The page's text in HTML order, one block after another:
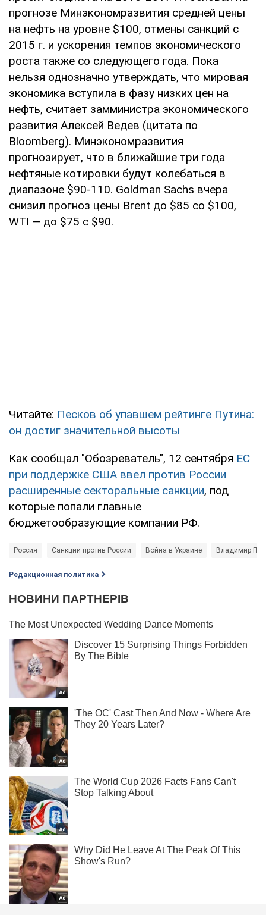
прогнозе Минэкономразвития средней цены
на нефть на уровне $100, отмены санкций с
2015 г. и ускорения темпов экономического
роста также со следующего года. Пока
нельзя однозначно утверждать, что мировая
экономика вступила в фазу низких цен на
нефть, считает замминистра экономического
развития Алексей Ведев (цитата по
Bloomberg). Минэкономразвития
прогнозирует, что в ближайшие три года
нефтяные котировки будут колебаться в
диапазоне $90-110. Goldman Sachs вчера
снизил прогноз цены Brent до $85 со $100,
WTI — до $75 с $90.
Читайте: Песков об упавшем рейтинге Путина:
он достиг значительной высоты
Как сообщал "Обозреватель", 12 сентября ЕС
при поддержке США ввел против России
расширенные секторальные санкции, под
которые попали главные
бюджетообразующие компании РФ.
Россия Санкции против России Война в Украине Владимир
Редакционная политика